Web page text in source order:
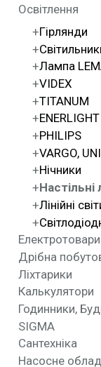
Освітлення
Гірлянди
Лампа
VIDEX
TITANUM
ENERLIGHT
PHILIPS
VARGO,
Нічники
Лінійні
Електротовари
Дрібна
Ліхтарики
Калькулятори
Годинники,
SIGMA
Сантехніка
Насосне